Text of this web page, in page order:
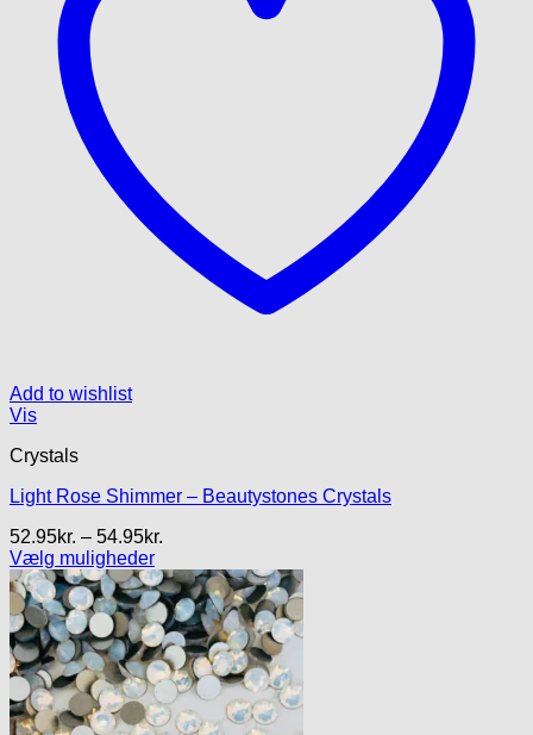
Add to wishlist
Vis
Crystals
Light Rose Shimmer – Beautystones Crystals
52.95kr. – 54.95kr.
til
54.95kr.
Vælg muligheder
Dette
vare
har
flere
varianter.
Mulighederne
kan
vælges